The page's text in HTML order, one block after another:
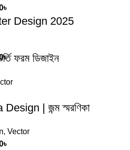
৳
Design 2025
৳
ফরম ডিজাইন
| জন্ম স্মরণিকা
, Vector
৳